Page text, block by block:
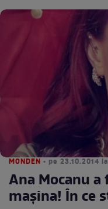
MONDEN • pe 23.10.2014
Ana Mocanu a
maşina! În ce